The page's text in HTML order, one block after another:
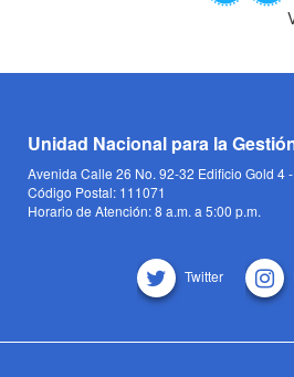
Unidad Nacional para la
Avenida Calle 26 No. 92-32 Edificio Gold 4
Código Postal: 111071
Horario de Atención: 8 a.m. a 5:00 p.m.
Twitter